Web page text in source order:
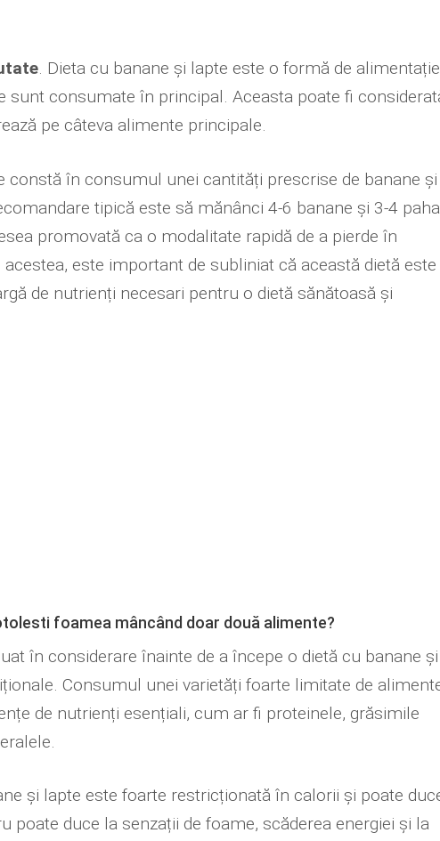
. Dieta cu banane și lapte este o formă de alimentație
sunt consumate în principal. Aceasta poate fi
pe câteva alimente principale.
constă în consumul unei cantități prescrise de banane și
tipică este să mănânci 4-6 banane și 3-4
promovată ca o modalitate rapidă de a pierde în
este important de subliniat că această dietă este
de nutrienți necesari pentru o dietă sănătoasă și
foamea mâncând doar două alimente?
în considerare înainte de a începe o dietă cu banane și
Consumul unei varietăți foarte limitate de
de nutrienți esențiali, cum ar fi proteinele, grăsimile
și lapte este foarte restricționată în calorii și poate
poate duce la senzații de foame, scăderea energiei și la